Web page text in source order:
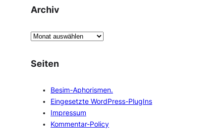
Archiv
A
c
h
Seiten
Besim-Aphorismen.
Eingesetzte WordPress-PlugIns
Impressum
Kommentar-Policy